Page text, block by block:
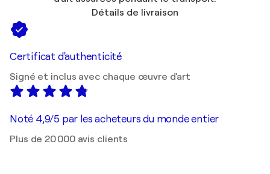
Détails de livraison
Certificat d'authenticité
Signé et inclus avec chaque œuvre d'art
Noté 4,9/5 par les acheteurs du monde entier
Plus de 20 000 avis clients